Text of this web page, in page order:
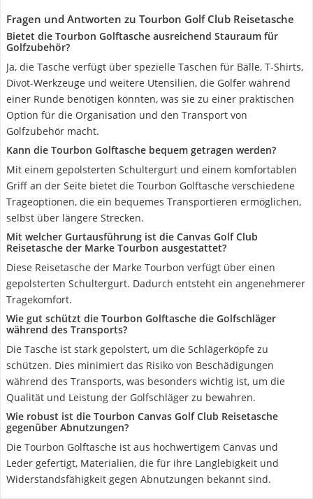
Fragen und Antworten zu Tourbon Golf Club Reisetasche
Bietet die Tourbon Golftasche ausreichend Stauraum für
Golfzubehör?
Ja, die Tasche verfügt über spezielle Taschen für Bälle, T-Shirts,
Divot-Werkzeuge und weitere Utensilien, die Golfer während
einer Runde benötigen könnten, was sie zu einer praktischen
Option für die Organisation und den Transport von
Golfzubehör macht.
Kann die Tourbon Golftasche bequem getragen werden?
Mit einem gepolsterten Schultergurt und einem komfortablen
Griff an der Seite bietet die Tourbon Golftasche verschiedene
Trageoptionen, die ein bequemes Transportieren ermöglichen,
selbst über längere Strecken.
Mit welcher Gurtausführung ist die Canvas Golf Club
Reisetasche der Marke Tourbon ausgestattet?
Diese Reisetasche der Marke Tourbon verfügt über einen
gepolsterten Schultergurt. Dadurch entsteht ein angenehmerer
Tragekomfort.
Wie gut schützt die Tourbon Golftasche die Golfschläger
während des Transports?
Die Tasche ist stark gepolstert, um die Schlägerköpfe zu
schützen. Dies minimiert das Risiko von Beschädigungen
während des Transports, was besonders wichtig ist, um die
Qualität und Leistung der Golfschläger zu bewahren.
Wie robust ist die Tourbon Canvas Golf Club Reisetasche
gegenüber Abnutzungen?
Die Tourbon Golftasche ist aus hochwertigem Canvas und
Leder gefertigt, Materialien, die für ihre Langlebigkeit und
Widerstandsfähigkeit gegen Abnutzungen bekannt sind.